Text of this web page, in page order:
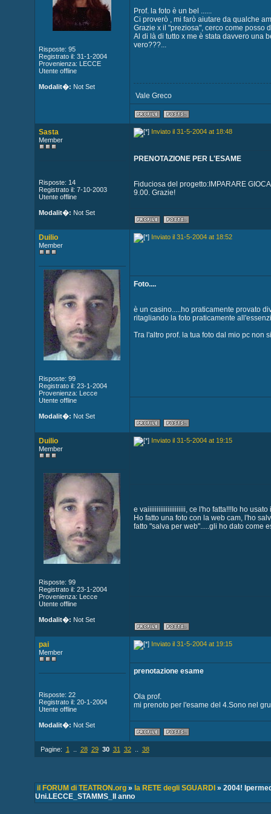
Risposte: 95
Registrato il: 31-1-2004
Provenienza: LECCE
Utente offline
Modalit�: Not Set
Prof. la foto è un bel ......
Ci proverò , mi farò aiutare da qualche
Grazie x il "preziosa", cerco come posso
Al di là di tutto x me è stata davvero una
vero???...
Vale Greco
Sasta
Member
Risposte: 14
Registrato il: 7-10-2003
Utente offline
Modalit�: Not Set
Inviato il 31-5-2004 at 18:48
PRENOTAZIONE PER L'ESAME
Fiduciosa del progetto:IMPARARE
9.00. Grazie!
Duilio
Member
Risposte: 99
Registrato il: 23-1-2004
Provenienza: Lecce
Utente offline
Modalit�: Not Set
Inviato il 31-5-2004 at 18:52
Foto....
è un casino.....ho praticamente provato
ritagliando la foto praticamente
Tra l'altro prof. la tua foto dal mio pc non
Duilio
Member
Risposte: 99
Registrato il: 23-1-2004
Provenienza: Lecce
Utente offline
Modalit�: Not Set
Inviato il 31-5-2004 at 19:15
e vaiiiiiiiiiiiiiiiiiiiii, ce l'ho fatta!!!Io ho usato
Ho fatto una foto con la web cam, l'ho
fatto "salva per web".....gli ho dato come
pai
Member
Risposte: 22
Registrato il: 20-1-2004
Utente offline
Modalit�: Not Set
Inviato il 31-5-2004 at 19:15
prenotazione esame
Ola prof.
mi prenoto per l'esame del 4.Sono nel
Pagine: 1 28 29 30 31 32.. 38
il FORUM di TEATRON.org» la RETE degli SGUARDI » 2004!
Uni.LECCE_STAMMS_II anno